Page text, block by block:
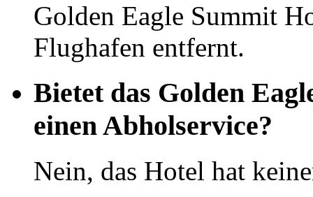
Golden Eagle Summit
Flughafen entfernt.
Bietet das Golden
einen Abholservice?
Nein, das Hotel hat